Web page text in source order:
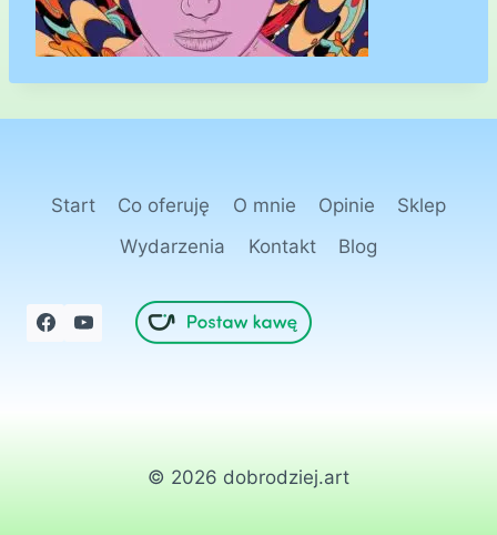
Start Co oferuję O mnie Opinie
Sklep
Wydarzenia
Kontakt Blog
© 2026 dobrodziej.art